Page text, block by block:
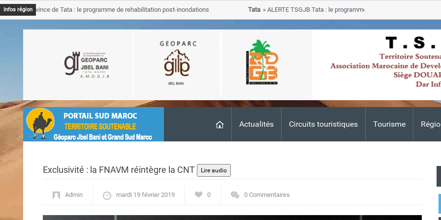
Actualités Circuits touristiques Tourisme
Infos région
Province de Tata : le programme de rehabilitation post-inondations
ALERTE TSGJB Tata : le programme de rehabilitation post-
progresse dans les zones sinistrees
Exclusivité : la FNAVM réintègre la CNT
Admin mardi 19 février 2019 0 0 Commentaires